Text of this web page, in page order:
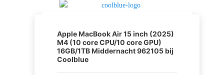
Apple MacBook Air 15 inch (2025)
M4 (10 core CPU/10 core GPU)
16GB/1TB Middernacht 962105 bij
Coolblue